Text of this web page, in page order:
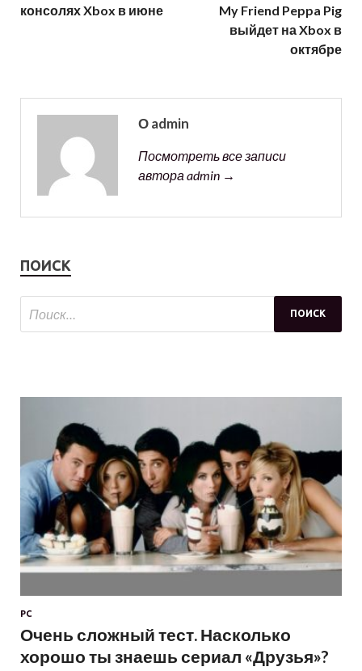
консолях Xbox в июне
My Friend Peppa Pig
выйдет на Xbox в
октябре
О admin
Посмотреть все записи
автора admin →
ПОИСК
PC
Очень сложный тест. Насколько
хорошо ты знаешь сериал «Друзья»?